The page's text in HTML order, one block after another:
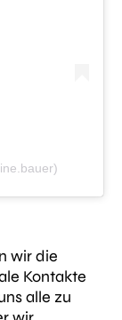
wir die
Kontakte
alle zu